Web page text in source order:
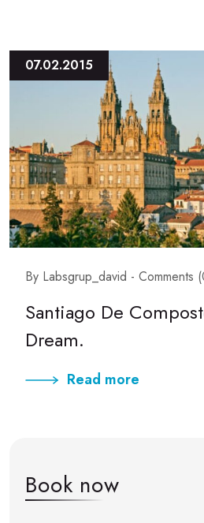
07.02.2015
By Labsgrup_david - Comments
Santiago De
Dream.
Read more
Book now